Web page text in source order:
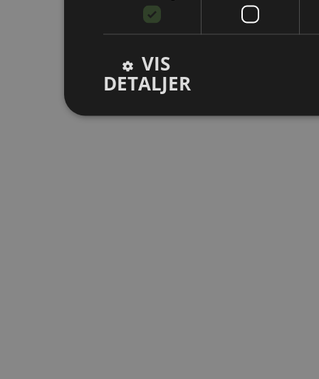
VIS
DETALJER